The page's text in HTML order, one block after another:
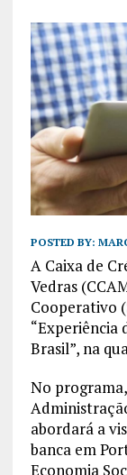
POSTED BY:
A Caixa de
Vedras
Cooperativo
“Experiência
Brasil”, na
No
abordará a
banca em
Economia